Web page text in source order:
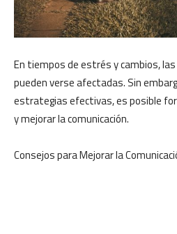
En tiempos de estrés y cambios,
pueden verse afectadas. Sin
estrategias efectivas, es posible
y mejorar la comunicación.
Consejos para Mejorar la